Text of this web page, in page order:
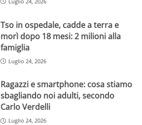
Tso in ospedale, cadde a terra e
morì dopo 18 mesi: 2 milioni alla
famiglia
Luglio 24, 2026
Ragazzi e smartphone: cosa stiamo
sbagliando noi adulti, secondo
Carlo Verdelli
Luglio 24, 2026